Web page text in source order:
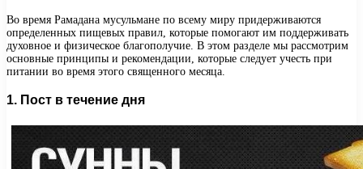
Во время Рамадана мусульмане по всему миру придерживаются
определенных пищевых правил, которые помогают им поддерживать
духовное и физическое благополучие. В этом разделе мы рассмотрим
основные принципы и рекомендации, которые следует учесть при
питании во время этого священного месяца.
1. Пост в течение дня